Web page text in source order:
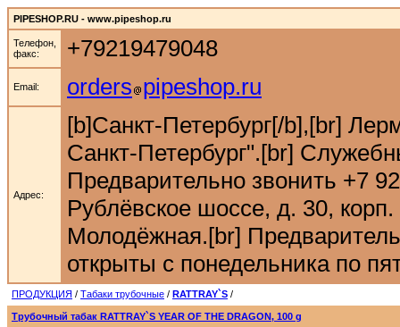
PIPESHOP.RU - www.pipeshop.ru
Телефон,
факс:
+79219479048
Email: orders pipeshop.ru
Адрес:
[b]Санкт-Петербург[/b],[br]
Санкт-Петербург".[br]
Предварительно звонить +7
Рублёвское шоссе, д. 30,
Молодёжная.[br]
открыты с понедельника по
ПРОДУКЦИЯ / Табаки трубочные / RATTRAY`S /
Трубочный табак RATTRAY`S YEAR OF THE DRAGON, 100 g